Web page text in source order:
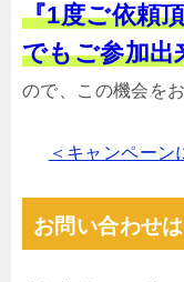
『1度ご依頼
でもご参加出
ので、この機会を
＜キャンペーン
お問い合わせ